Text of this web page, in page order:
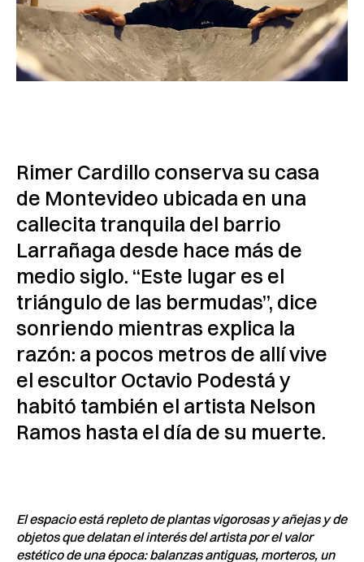
Rimer Cardillo conserva su casa
de Montevideo ubicada en una
callecita tranquila del barrio
Larrañaga desde hace más de
medio siglo. “Este lugar es el
triángulo de las bermudas”, dice
sonriendo mientras explica la
razón: a pocos metros de allí vive
el escultor Octavio Podestá y
habitó también el artista Nelson
Ramos hasta el día de su muerte.
El espacio está repleto de plantas vigorosas y añejas y de
objetos que delatan el interés del artista por el valor
estético de una época: balanzas antiguas, morteros, un